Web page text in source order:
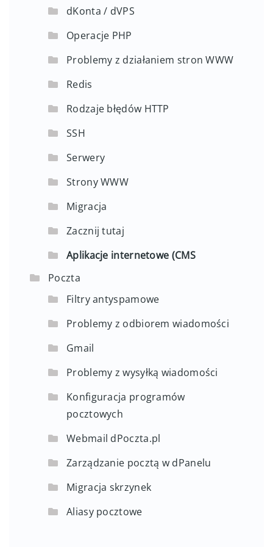
dKonta / dVPS
Operacje PHP
Problemy z działaniem stron WWW
Redis
Rodzaje błędów HTTP
SSH
Serwery
Strony WWW
Migracja
Zacznij tutaj
Aplikacje internetowe (CMS
Poczta
Filtry antyspamowe
Problemy z odbiorem wiadomości
Gmail
Problemy z wysyłką wiadomości
Konfiguracja programów
pocztowych
Webmail dPoczta.pl
Zarządzanie pocztą w dPanelu
Migracja skrzynek
Aliasy pocztowe